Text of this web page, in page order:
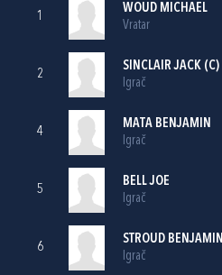
1
WOUD MICHAEL
Vratar
2
SINCLAIR JACK (C)
Igrač
4
MATA BENJAMIN
Igrač
5
BELL JOE
Igrač
6
STROUD BENJAMIN
Igrač